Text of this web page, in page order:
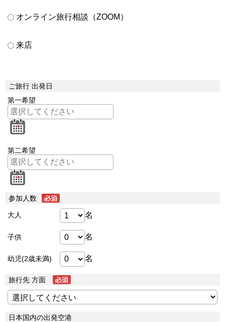
オンライン旅行相談（ZOOM）
来店
ご旅行 出発日
第一希望
第二希望
参加人数
大人 名
子供 名
幼児(2歳未満) 名
旅行先 方面
日本国内の出発空港